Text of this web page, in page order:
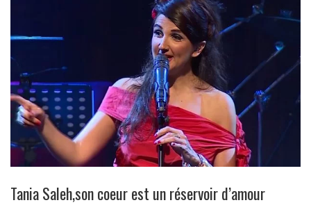
Tania Saleh,son coeur est un réservoir d’amour